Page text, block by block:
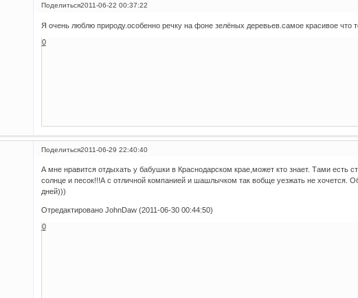
Поделиться2011-06-22 00:37:22
Я очень люблю природу.особенно речку на фоне зелёных деревьев.самое красивое что
0
Поделиться2011-06-29 22:40:40
А мне нравится отдыхать у бабушки в Краснодарском крае,может кто знает. Тами есть
солнце и песок!!!А с отличной компанией и шашлычком так вобще уезжать не хочется.
дней)))
Отредактировано JohnDaw (2011-06-30 00:44:50)
0